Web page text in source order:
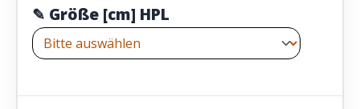
✎ Größe [cm] HPL